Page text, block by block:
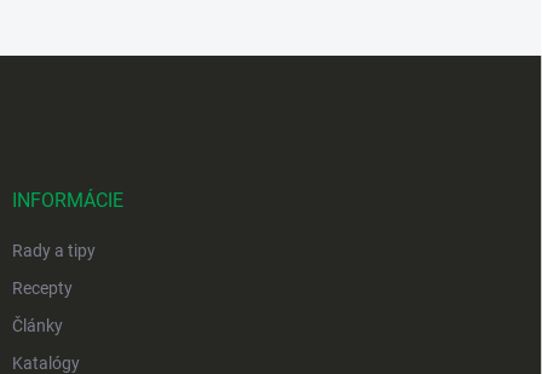
INFORMÁCIE
Rady a tipy
Recepty
Články
Katalógy